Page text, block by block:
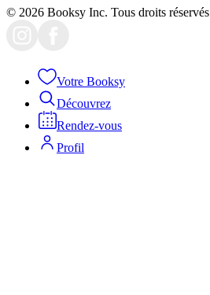
© 2026 Booksy Inc. Tous droits réservés
Votre Booksy
Découvrez
Rendez-vous
Profil